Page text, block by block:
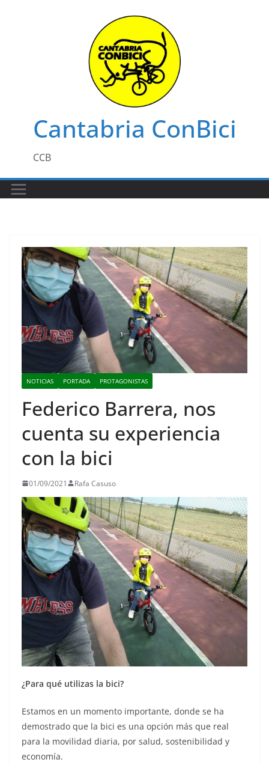
Cantabria ConBici
CCB
NOTICIAS PORTADA PROTAGONISTAS
Federico Barrera, nos
cuenta su experiencia
con la bici
01/09/2021 Rafa Casuso
¿Para qué utilizas la bici?
Estamos en un momento importante, donde se ha
demostrado que la bici es una opción más que real
para la movilidad diaria, por salud, sostenibilidad y
economía.